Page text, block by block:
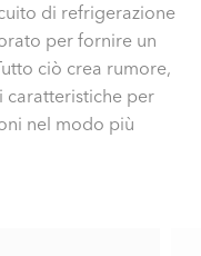
di refrigerazione
per fornire un
ciò crea rumore,
caratteristiche per
nel modo più